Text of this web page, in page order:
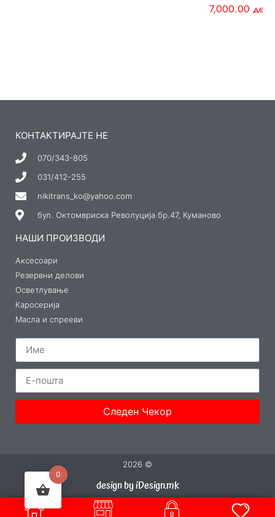
7,000.00 ден
КОНТАКТИРАЈТЕ НЕ
070/343-805
031/412-255
nikitrans_ko@yahoo.com
бул. Октомвриска Револуција бр.47, Куманово
НАШИ ПРОИЗВОДИ
Аксесоари
Резервни делови
Осветлување
Каросерија
Масла и спрееви
Следен Чекор
2026 ©
design by iDesign.mk
0